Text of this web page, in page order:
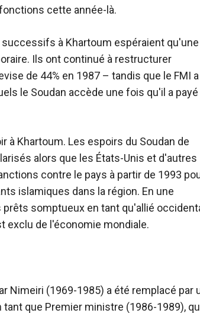
cette année-là.
à Khartoum espéraient qu'une
Ils ont continué à restructurer
de 44% en 1987 – tandis que le FMI a
le Soudan accède une fois qu'il a payé
à Khartoum. Les espoirs du Soudan de
alors que les États-Unis et d'autres
contre le pays à partir de 1993
islamiques dans la région. En une
somptueux en tant qu'allié
exclu de l'économie mondiale.
Nimeiri (1969-1985) a été remplacé par
que Premier ministre (1986-1989),